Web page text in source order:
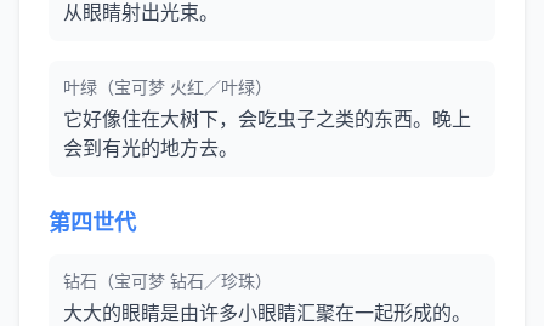
从眼睛射出光束。
叶绿（宝可梦 火红／叶绿）
它好像住在大树下，会吃虫子之类的东西。晚上
会到有光的地方去。
第四世代
钻石（宝可梦 钻石／珍珠）
大大的眼睛是由许多小眼睛汇聚在一起形成的。